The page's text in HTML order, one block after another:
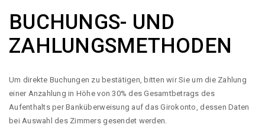
BUCHUNGS- UND
ZAHLUNGSMETHODEN
Um direkte Buchungen zu bestätigen, bitten wir Sie um die Zahlung
einer Anzahlung in Höhe von 30% des Gesamtbetrags des
Aufenthalts per Banküberweisung auf das Girokonto, dessen Daten
bei Auswahl des Zimmers gesendet werden.